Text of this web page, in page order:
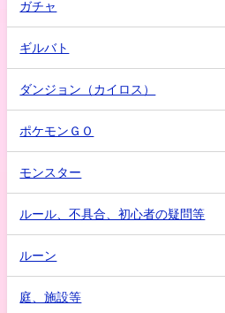
ガチャ
ギルバト
ダンジョン（カイロス）
ポケモンＧＯ
モンスター
ルール、不具合、初心者の疑問等
ルーン
庭、施設等